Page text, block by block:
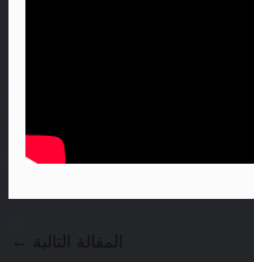
المقالة التالية←